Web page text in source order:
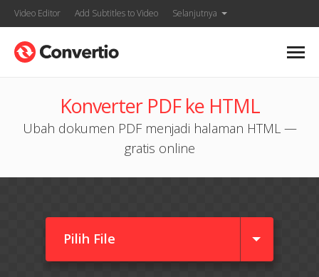
Video Editor Add Subtitles to Video Selanjutnya
Konverter PDF ke HTML
Ubah dokumen PDF menjadi halaman HTML —
gratis online
Pilih File